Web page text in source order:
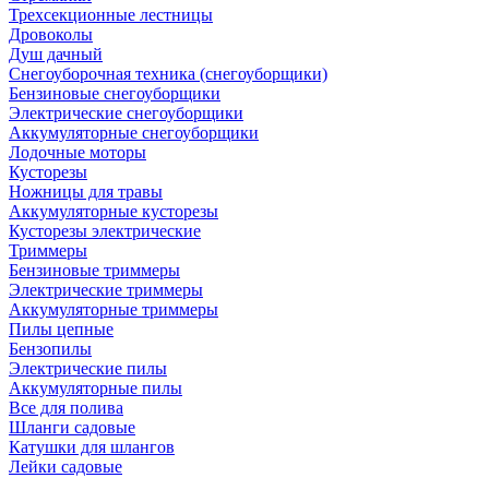
Трехсекционные лестницы
Дровоколы
Душ дачный
Снегоуборочная техника (снегоуборщики)
Бензиновые снегоуборщики
Электрические снегоуборщики
Аккумуляторные снегоуборщики
Лодочные моторы
Кусторезы
Ножницы для травы
Аккумуляторные кусторезы
Кусторезы электрические
Триммеры
Бензиновые триммеры
Электрические триммеры
Аккумуляторные триммеры
Пилы цепные
Бензопилы
Электрические пилы
Аккумуляторные пилы
Все для полива
Шланги садовые
Катушки для шлангов
Лейки садовые